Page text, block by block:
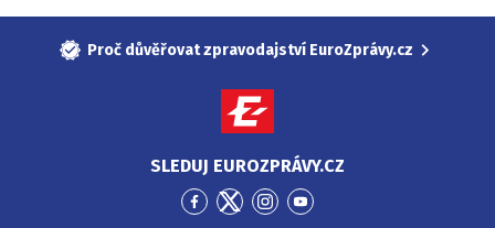
Proč důvěřovat zpravodajství EuroZprávy.cz
SLEDUJ EUROZPRÁVY.CZ
PřejítPřejítPřejítPřejít